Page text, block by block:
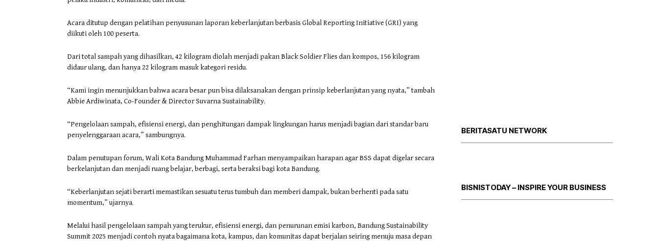
Acara ditutup dengan pelatihan penyusunan laporan keberlanjutan berbasis Global Reporting Initiative (GRI) yang
diikuti oleh 100 peserta.
Dari total sampah yang dihasilkan, 42 kilogram diolah menjadi pakan Black Soldier Flies dan kompos, 156 kilogram
didaur ulang, dan hanya 22 kilogram masuk kategori residu.
“Kami ingin menunjukkan bahwa acara besar pun bisa dilaksanakan dengan prinsip keberlanjutan yang nyata,” tambah
Abbie Ardiwinata, Co-Founder & Director Suvarna Sustainability.
“Pengelolaan sampah, efisiensi energi, dan penghitungan dampak lingkungan harus menjadi bagian dari standar baru
penyelenggaraan acara,” sambungnya.
Dalam penutupan forum, Wali Kota Bandung Muhammad Farhan menyampaikan harapan agar BSS dapat digelar secara
berkelanjutan dan menjadi ruang belajar, berbagi, serta beraksi bagi kota Bandung.
“Keberlanjutan sejati berarti memastikan sesuatu terus tumbuh dan memberi dampak, bukan berhenti pada satu
momentum,” ujarnya.
Melalui hasil pengelolaan sampah yang terukur, efisiensi energi, dan penurunan emisi karbon, Bandung Sustainability
Summit 2025 menjadi contoh nyata bagaimana kota, kampus, dan komunitas dapat berjalan seiring menuju masa depan
BERITASATU NETWORK
BISNISTODAY – INSPIRE YOUR BUSINESS